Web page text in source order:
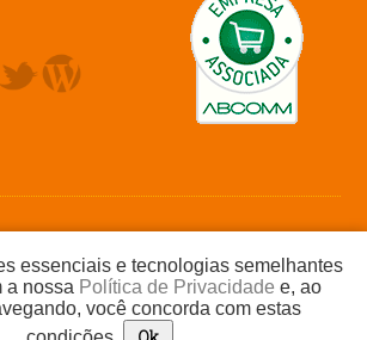
Não
saúde ou planos
a Agência Dix © Reprodução proibida sem prévia
essenciais e tecnologias semelhantes
a nossa Política de Privacidade e, ao
você concorda com estas